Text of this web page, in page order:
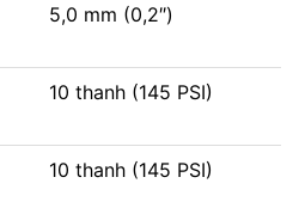
5,0 mm (0,2″)
10 thanh (145 PSI)
10 thanh (145 PSI)